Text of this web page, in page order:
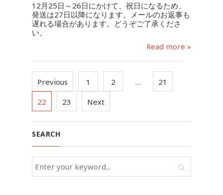
12月25日～26日にかけて、祝日になるため、
発送は27日以降になります。メールのお返事も
遅れる場合があります。どうぞご了承くださ
い。
Read more »
Previous 1 2 …
21
22
23 Next
SEARCH